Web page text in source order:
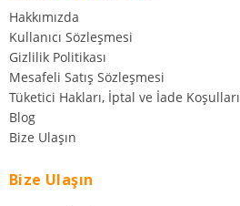
Hakkımızda
Kullanıcı Sözleşmesi
Gizlilik Politikası
Mesafeli Satış Sözleşmesi
Tüketici Hakları, İptal ve İade Koşulları
Blog
Bize Ulaşın
Bize Ulaşın